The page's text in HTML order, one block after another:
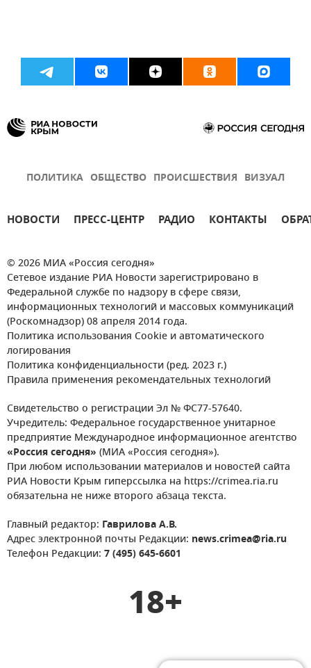
ПОЛИТИКА ОБЩЕСТВО ПРОИСШЕСТВИЯ ВИЗУАЛ
НОВОСТИ ПРЕСС-ЦЕНТР РАДИО КОНТАКТЫ
© 2026 МИА «Россия сегодня»
Сетевое издание РИА Новости зарегистрировано в
Федеральной службе по надзору в сфере связи,
информационных технологий и массовых коммуникаций
(Роскомнадзор) 08 апреля 2014 года.
Политика использования Cookie и автоматического
логирования
Политика конфиденциальности (ред. 2023 г.)
Правила применения рекомендательных технологий
Свидетельство о регистрации Эл № ФС77-57640.
Учредитель: Федеральное государственное унитарное
предприятие Международное информационное агентство
«Россия сегодня» (МИА «Россия сегодня»).
При любом использовании материалов и новостей сайта
РИА Новости Крым гиперссылка на https://crimea.ria.ru
обязательна не ниже второго абзаца текста.
Главный редактор: Гаврилова А.В.
Адрес электронной почты Редакции: news.crimea@ria.ru
Телефон Редакции: 7 (495) 645-6601
18+